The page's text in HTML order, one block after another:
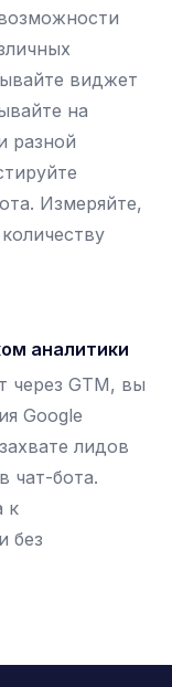
виджет
на
разной
Измеряйте,
аналитики
через GTM, вы
Google
лидов
чат-бота.
к
без